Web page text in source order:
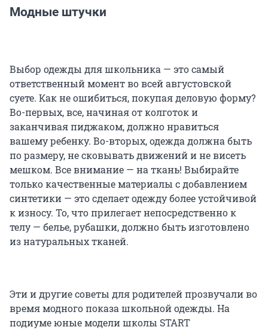
Модные штучки
Выбор одежды для школьника — это самый
ответственный момент во всей августовской
суете. Как не ошибиться, покупая деловую форму?
Во-первых, все, начиная от колготок и
заканчивая пиджаком, должно нравиться
вашему ребенку. Во-вторых, одежда должна быть
по размеру, не сковывать движений и не висеть
мешком. Все внимание — на ткань! Выбирайте
только качественные материалы с добавлением
синтетики — это сделает одежду более устойчивой
к износу. То, что прилегает непосредственно к
телу — белье, рубашки, должно быть изготовлено
из натуральных тканей.
Эти и другие советы для родителей прозвучали во
время модного показа школьной одежды. На
подиуме юные модели школы START